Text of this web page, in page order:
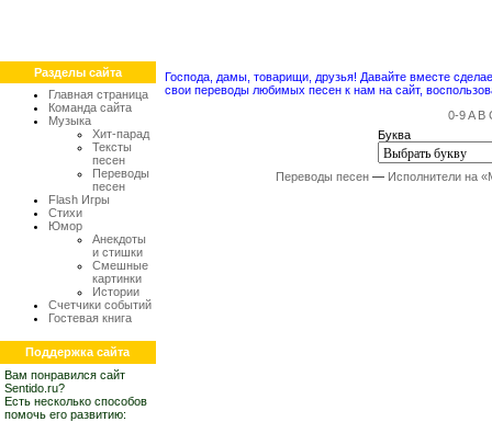
Разделы сайта
Главная страница
Команда сайта
Музыка
Хит-парад
Тексты
песен
Переводы
песен
Flash Игры
Стихи
Юмор
Анекдоты
и стишки
Смешные
картинки
Истории
Счетчики событий
Гостевая книга
Поддержка сайта
Вам понравился сайт
Sentido.ru?
Есть несколько способов
помочь его развитию:
Господа, дамы, товарищи, друзья! Давайте вместе
свои переводы любимых песен к нам на сайт,
0-9 A B
Буква
Переводы песен — Исполнители на